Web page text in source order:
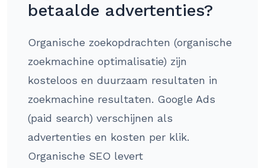
betaalde advertenties?
Organische zoekopdrachten (organische
zoekmachine optimalisatie) zijn
kosteloos en duurzaam resultaten in
zoekmachine resultaten. Google Ads
(paid search) verschijnen als
advertenties en kosten per klik.
Organische SEO levert